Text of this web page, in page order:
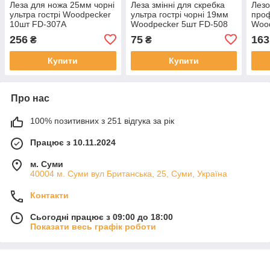
Леза для ножа 25мм чорні
ультра гострі Woodpecker
10шт FD-307A
256 ₴
Купити
Леза змінні для скребка
ультра гострі чорні 19мм
Woodpecker 5шт FD-508
75₴
Купити
163
Про нас
100% позитивних з 251 відгука за рік
Працює з 10.11.2024
м. Суми
40004 м. Суми вул Британська, 25, Суми, Україна
Контакти
Сьогодні працює з 09:00 до 18:00
Показати весь графік роботи